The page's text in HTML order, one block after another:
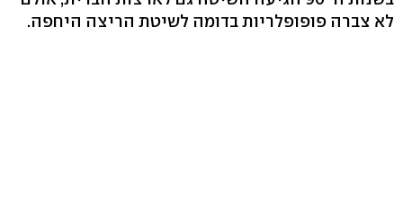
לא צברה פופופלריות בדומה לשיטת הריצה היחפה.